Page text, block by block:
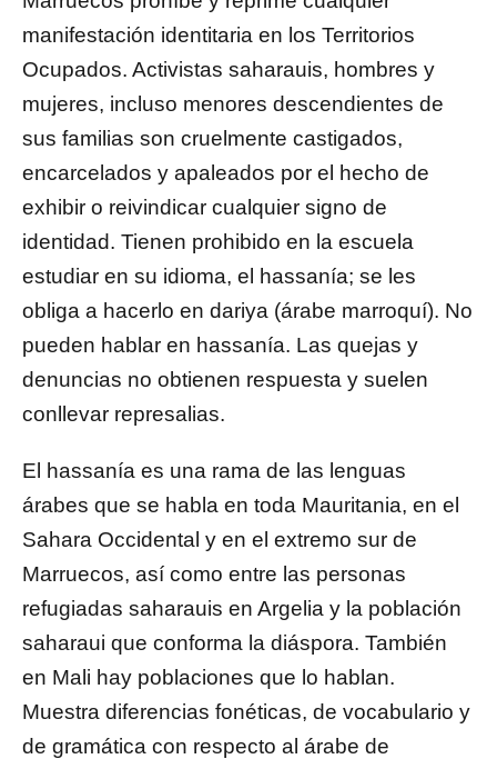
manifestación identitaria en los Territorios
Ocupados. Activistas saharauis, hombres y
mujeres, incluso menores descendientes de
sus familias son cruelmente castigados,
encarcelados y apaleados por el hecho de
exhibir o reivindicar cualquier signo de
identidad. Tienen prohibido en la escuela
estudiar en su idioma, el hassanía; se les
obliga a hacerlo en dariya (árabe marroquí). No
pueden hablar en hassanía. Las quejas y
denuncias no obtienen respuesta y suelen
conllevar represalias.
El hassanía es una rama de las lenguas
árabes que se habla en toda Mauritania, en el
Sahara Occidental y en el extremo sur de
Marruecos, así como entre las personas
refugiadas saharauis en Argelia y la población
saharaui que conforma la diáspora. También
en Mali hay poblaciones que lo hablan.
Muestra diferencias fonéticas, de vocabulario y
de gramática con respecto al árabe de